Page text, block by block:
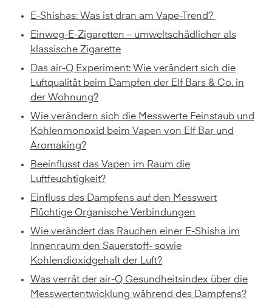
E-Shishas: Was ist dran am Vape-Trend?
Einweg-E-Zigaretten – umweltschädlicher als
klassische Zigarette
Das air-Q Experiment: Wie verändert sich die
Luftqualität beim Dampfen der Elf Bars & Co. in
der Wohnung?
Wie verändern sich die Messwerte Feinstaub und
Kohlenmonoxid beim Vapen von Elf Bar und
Aromaking?
Beeinflusst das Vapen im Raum die
Luftfeuchtigkeit?
Einfluss des Dampfens auf den Messwert
Flüchtige Organische Verbindungen
Wie verändert das Rauchen einer E-Shisha im
Innenraum den Sauerstoff- sowie
Kohlendioxidgehalt der Luft?
Was verrät der air-Q Gesundheitsindex über die
Messwertentwicklung während des Dampfens?